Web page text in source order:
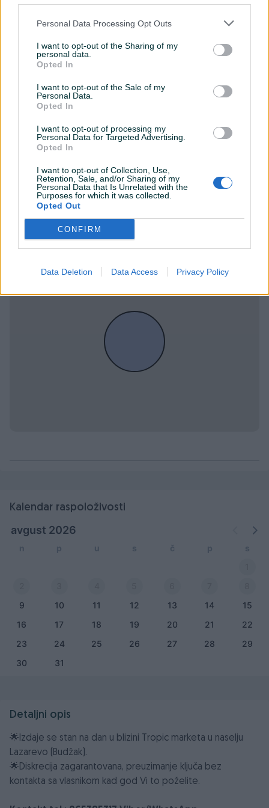
Personal Data Processing Opt Outs
I want to opt-out of the Sharing of my
personal data.
Opted In
I want to opt-out of the Sale of my
Personal Data.
Opted In
I want to opt-out of processing my
Personal Data for Targeted Advertising.
Opted In
I want to opt-out of Collection, Use,
Retention, Sale, and/or Sharing of my
Personal Data that Is Unrelated with the
Purposes for which it was collected.
Opted Out
CONFIRM
Data Deletion Data Access Privacy Policy
Zabranjeno pušenje
✓
✓
Datum objave 18.12.2024
Lokacija nekretnine
Kalendar raspoloživosti
avgust 2026
n p u s č p
s
9
10 11 12 13 14
15
16
17 18 19 20 21
22
23
24 25 26 27 28
29
30
31
Detaljni opis
🌟Izdaje se stan na dan u blizini Tropic marketa u naselju
Lazarevo (Budžak).
🌟Diskrecija zagarantovana, preuzimanje ključa bez
kontakta sa vlasnikom kad god Vi to poželite.